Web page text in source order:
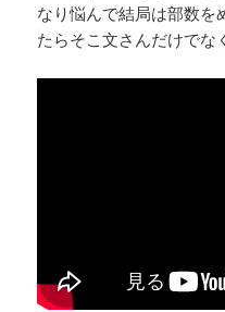
なり悩んで結局は部数を
たらそこ文さんだけでな